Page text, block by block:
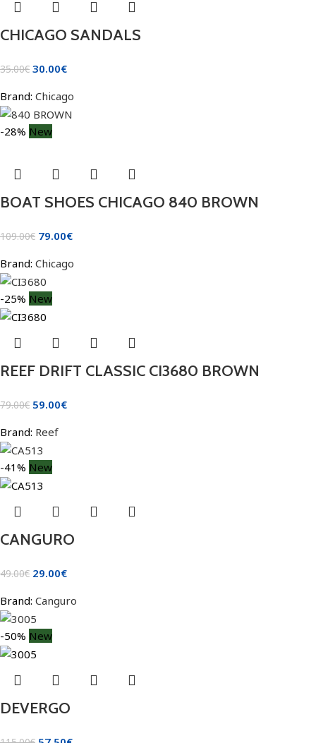
CHICAGO SANDALS
35.00€ 30.00€
Brand: Chicago
-28% New
BOAT SHOES CHICAGO 840 BROWN
109.00€ 79.00€
Brand: Chicago
-25% New
REEF DRIFT CLASSIC CI3680 BROWN
79.00€ 59.00€
Brand: Reef
-41% New
CANGURO
49.00€ 29.00€
Brand: Canguro
-50% New
DEVERGO